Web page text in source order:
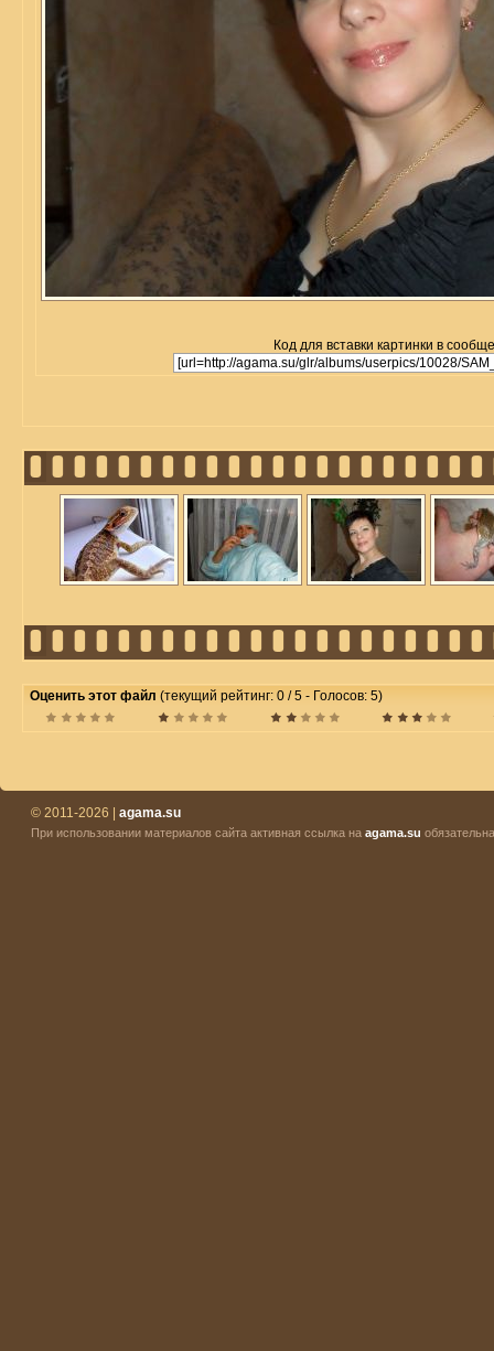
Код для вставки картинки в
Оценить этот файл (текущий рейтинг: 0 / 5 - Голосов: 5)
© 2011-2026 | agama.su
При использовании материалов сайта активная ссылка на agama.su